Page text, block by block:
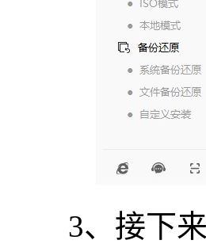
3、接下来